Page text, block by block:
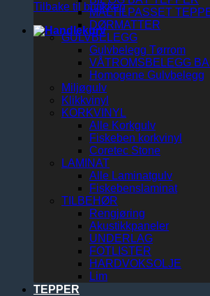
Tilbake til butikkenMÅLTILPASSET
DØRMATTER
GULVBELEGG
Gulvbelegg Tørrom
VÅTROMSBELEGG
Homogene Gulvbelegg
Miljøgulv
Klikkvinyl
KORKVINYL
Alle Korkgulv
Fiskeben korkvinyl
Coretec Stone
LAMINAT
Alle Laminatgulv
Fiskebenslaminat
TILBEHØR
Rengjøring
Akustikkpaneler
UNDERLAG
FOTLISTER
HARDVOKSOLJE
Lim
TEPPER